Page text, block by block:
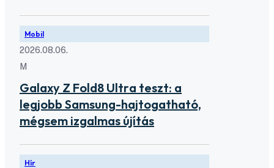
Mobil
2026.08.06.
M
Galaxy Z Fold8 Ultra teszt: a
legjobb Samsung-hajtogatható,
mégsem izgalmas újítás
Hír